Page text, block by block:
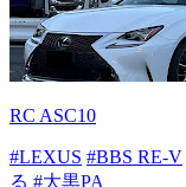
RC ASC10
#LEXUS #BBS RE-V
る #大黒PA